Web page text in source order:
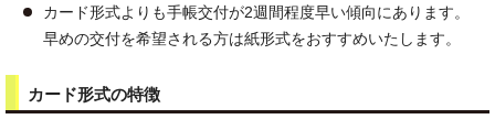
カード形式よりも手帳交付が2週間程度早い傾向にあります。
早めの交付を希望される方は紙形式をおすすめいたします。
カード形式の特徴